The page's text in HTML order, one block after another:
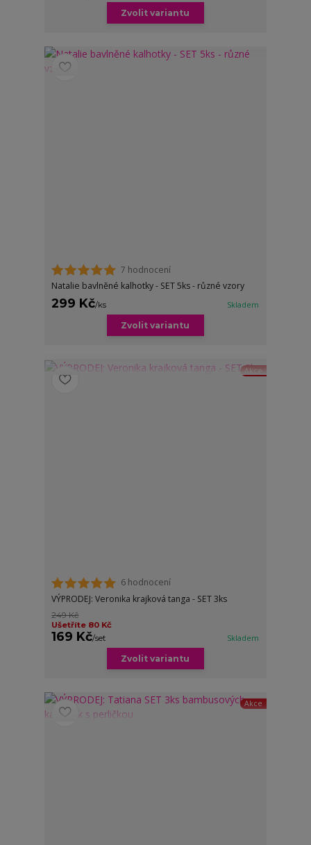
Zvolit variantu
7 hodnocení
Natalie bavlněné kalhotky - SET 5ks - různé vzory
299 Kč/ks Skladem
Zvolit variantu
Akce
6 hodnocení
VÝPRODEJ: Veronika krajková tanga - SET 3ks
249 Kč
Ušetříte 80 Kč
169 Kč/set Skladem
Zvolit variantu
Akce